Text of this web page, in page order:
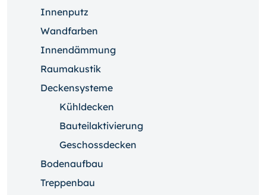
Innenputz
Wandfarben
Innendämmung
Raumakustik
Deckensysteme
Kühldecken
Bauteilaktivierung
Geschossdecken
Bodenaufbau
Treppenbau